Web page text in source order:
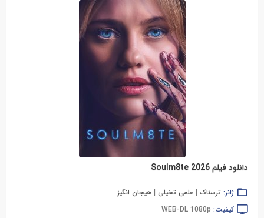
دانلود فیلم Soulm8te 2026
ژانر: ترسناک | علمی تخیلی | هیجان انگیز
کیفیت: WEB-DL 1080p